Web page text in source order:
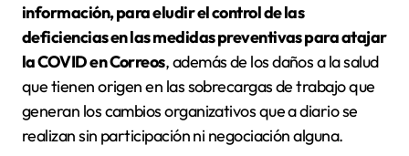
información, para eludir el control de las
deficiencias en las medidas preventivas para atajar
la COVID en Correos, además de los daños a la salud
que tienen origen en las sobrecargas de trabajo que
generan los cambios organizativos que a diario se
realizan sin participación ni negociación alguna.